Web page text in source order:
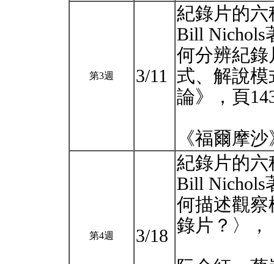
第3週 3/11
紀錄片的
Bill Nichols
何分辨紀
式、解說
論》，頁
《福爾摩
第4週 3/18
紀錄片的
Bill Nichols
何描述觀
錄片？〉，